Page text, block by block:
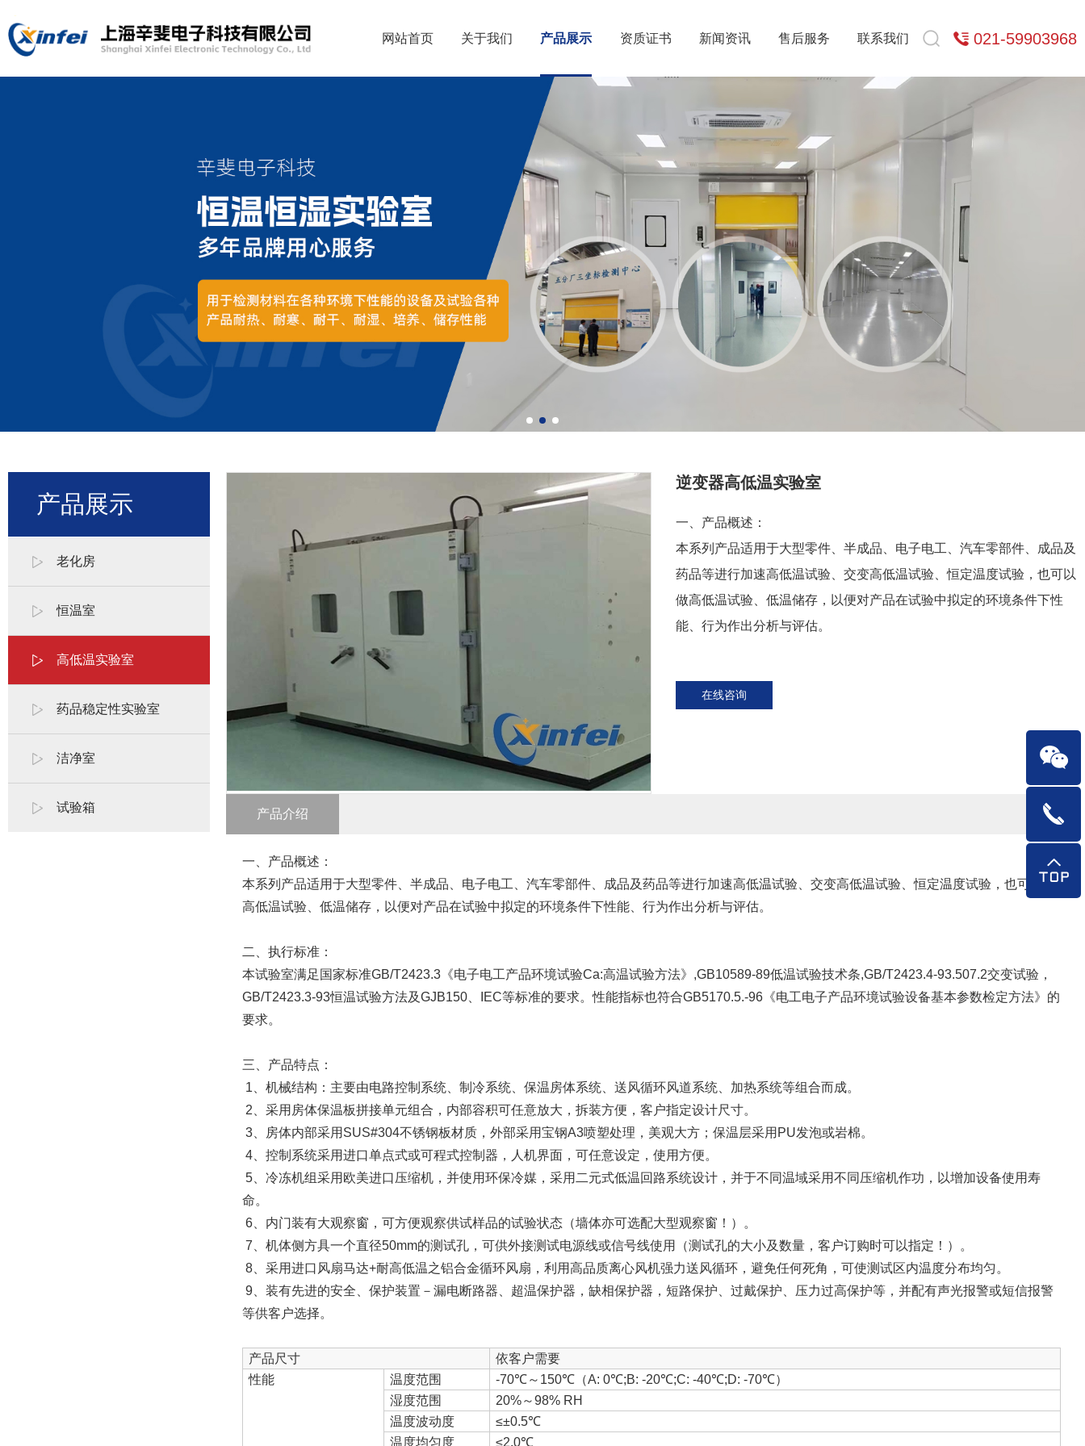
网站首页 关于我们 产品展示 资质证书 新闻资讯 售后服务 联系我们 021-59903968
产品展示
老化房
恒温室
高低温实验室
药品稳定性实验室
洁净室
试验箱
逆变器高低温实验室
一、产品概述：
本系列产品适用于大型零件、半成品、电子电工、汽车零部件、成品及
药品等进行加速高低温试验、交变高低温试验、恒定温度试验，也可以
做高低温试验、低温储存，以便对产品在试验中拟定的环境条件下性
能、行为作出分析与评估。
在线咨询
产品介绍
一、产品概述：
本系列产品适用于大型零件、半成品、电子电工、汽车零部件、成品及药品等进行加速高低温试验、交变高低温试验、恒定温度试验，也可以做
高低温试验、低温储存，以便对产品在试验中拟定的环境条件下性能、行为作出分析与评估。
二、执行标准：
本试验室满足国家标准GB/T2423.3《电子电工产品环境试验Ca:高温试验方法》,GB10589-89低温试验技术条,GB/T2423.4-93.507.2交变试验，
GB/T2423.3-93恒温试验方法及GJB150、IEC等标准的要求。性能指标也符合GB5170.5.-96《电工电子产品环境试验设备基本参数检定方法》的
要求。
三、产品特点：
1、机械结构：主要由电路控制系统、制冷系统、保温房体系统、送风循环风道系统、加热系统等组合而成。
2、采用房体保温板拼接单元组合，内部容积可任意放大，拆装方便，客户指定设计尺寸。
3、房体内部采用SUS#304不锈钢板材质，外部采用宝钢A3喷塑处理，美观大方；保温层采用PU发泡或岩棉。
4、控制系统采用进口单点式或可程式控制器，人机界面，可任意设定，使用方便。
5、冷冻机组采用欧美进口压缩机，并使用环保冷媒，采用二元式低温回路系统设计，并于不同温域采用不同压缩机作功，以增加设备使用寿
命。
6、内门装有大观察窗，可方便观察供试样品的试验状态（墙体亦可选配大型观察窗！）。
7、机体侧方具一个直径50mm的测试孔，可供外接测试电源线或信号线使用（测试孔的大小及数量，客户订购时可以指定！）。
8、采用进口风扇马达+耐高低温之铝合金循环风扇，利用高品质离心风机强力送风循环，避免任何死角，可使测试区内温度分布均匀。
9、装有先进的安全、保护装置－漏电断路器、超温保护器，缺相保护器，短路保护、过戴保护、压力过高保护等，并配有声光报警或短信报警
等供客户选择。
产品尺寸
依客户需要
性能
温度范围
-70℃～150℃（A: 0℃;B: -20℃;C: -40℃;D: -70℃）
湿度范围
20%～98% RH
温度波动度
≤±0.5℃
温度均匀度
≤2.0℃